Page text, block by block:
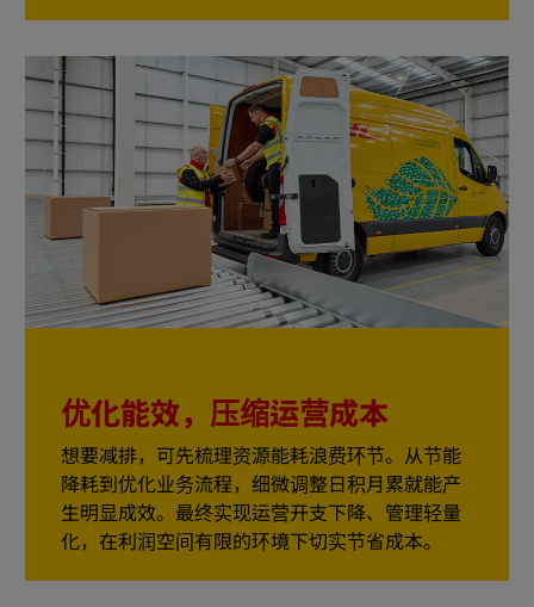
优化能效，压缩运营成本
想要减排，可先梳理资源能耗浪费环节。从节能
降耗到优化业务流程，细微调整日积月累就能产
生明显成效。最终实现运营开支下降、管理轻量
化，在利润空间有限的环境下切实节省成本。